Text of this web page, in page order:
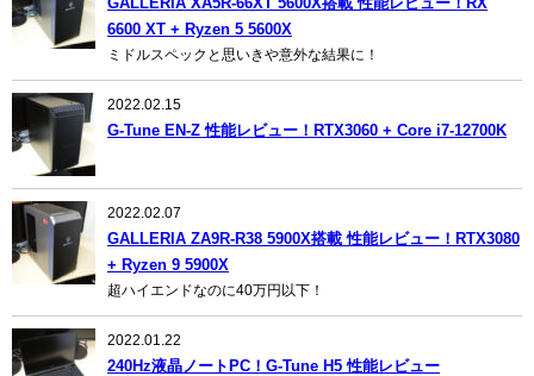
6600 XT + Ryzen 5 5600X
ミドルスペックと思いきや意外な結果に！
2022.02.15
G-Tune EN-Z 性能レビュー！RTX3060 + Core i7-12700K
2022.02.07
GALLERIA ZA9R-R38 5900X搭載 性能レビュー！RTX3080
+ Ryzen 9 5900X
超ハイエンドなのに40万円以下！
2022.01.22
240Hz液晶ノートPC！G-Tune H5 性能レビュー